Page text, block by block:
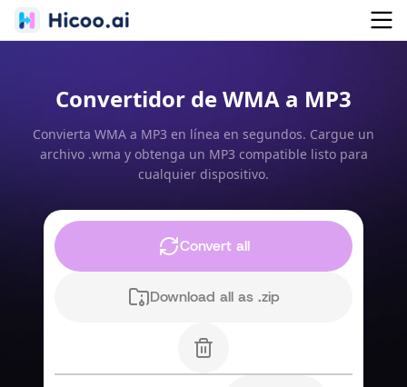
Convertidor de WMA a MP3
Convierta WMA a MP3 en línea en segundos. Cargue un
archivo .wma y obtenga un MP3 compatible listo para
cualquier dispositivo.